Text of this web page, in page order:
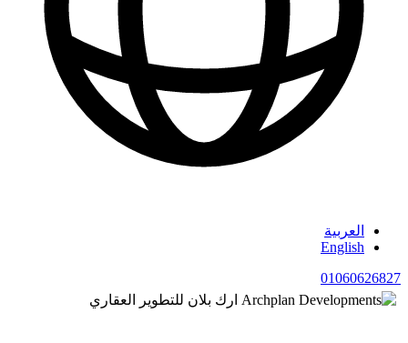
العربية
English
01060626827